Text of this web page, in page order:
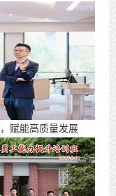
赋能高质量发展